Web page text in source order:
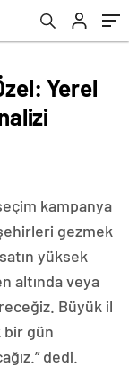
Yerel
kampanya
gezmek
yüksek
altında veya
Büyük il
bir gün
dedi.